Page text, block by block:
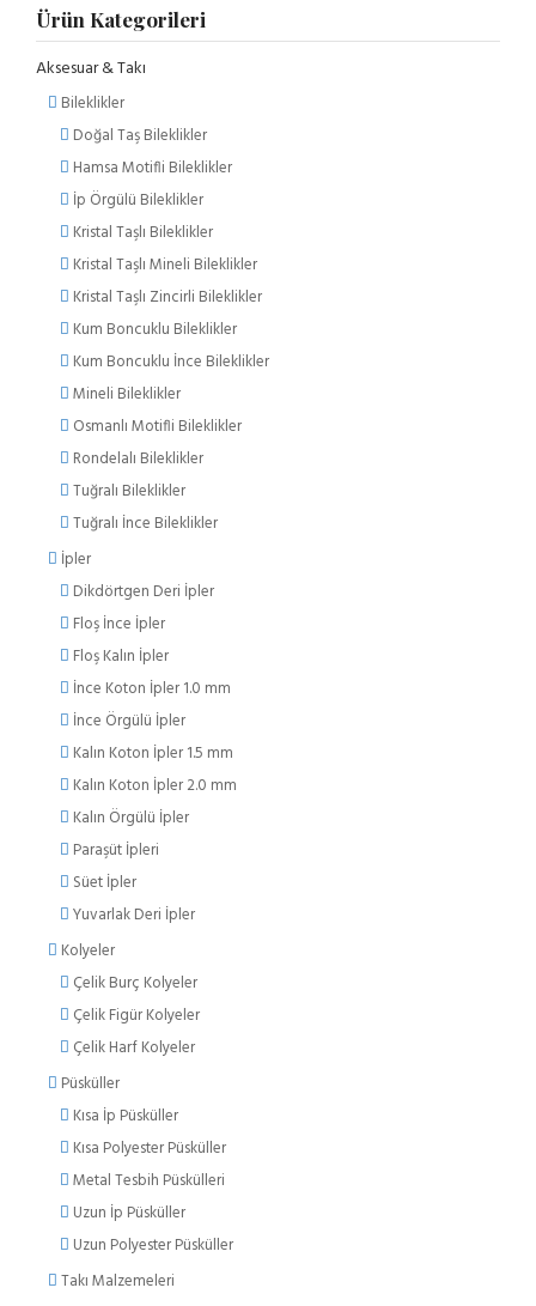
Ürün Kategorileri
Aksesuar & Takı
Bileklikler
Doğal Taş Bileklikler
Hamsa Motifli Bileklikler
İp Örgülü Bileklikler
Kristal Taşlı Bileklikler
Kristal Taşlı Mineli Bileklikler
Kristal Taşlı Zincirli Bileklikler
Kum Boncuklu Bileklikler
Kum Boncuklu İnce Bileklikler
Mineli Bileklikler
Osmanlı Motifli Bileklikler
Rondelalı Bileklikler
Tuğralı Bileklikler
Tuğralı İnce Bileklikler
İpler
Dikdörtgen Deri İpler
Floş İnce İpler
Floş Kalın İpler
İnce Koton İpler 1.0 mm
İnce Örgülü İpler
Kalın Koton İpler 1.5 mm
Kalın Koton İpler 2.0 mm
Kalın Örgülü İpler
Paraşüt İpleri
Süet İpler
Yuvarlak Deri İpler
Kolyeler
Çelik Burç Kolyeler
Çelik Figür Kolyeler
Çelik Harf Kolyeler
Püsküller
Kısa İp Püsküller
Kısa Polyester Püsküller
Metal Tesbih Püskülleri
Uzun İp Püsküller
Uzun Polyester Püsküller
Takı Malzemeleri